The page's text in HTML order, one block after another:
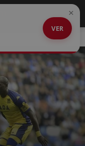
VER
×